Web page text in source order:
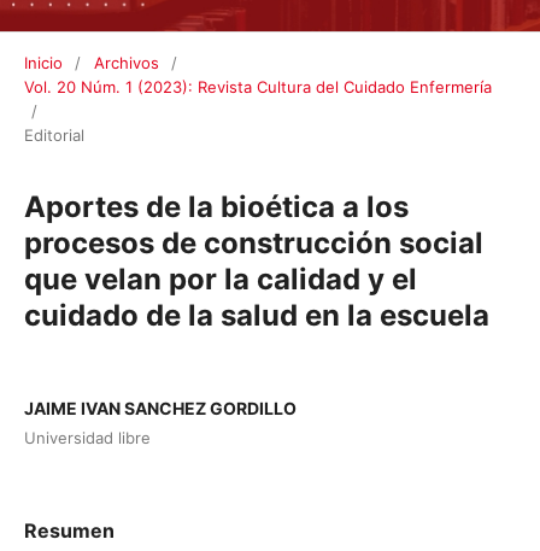
Inicio / Archivos
/
Vol. 20 Núm. 1 (2023): Revista Cultura del Cuidado Enfermería /
Editorial
procesos de construcción social
que velan por la calidad y el
cuidado de la salud en la escuela
Universidad libre